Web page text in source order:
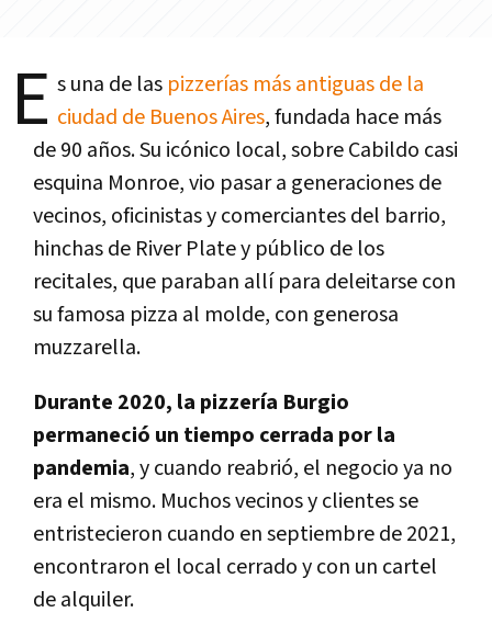
E s una de las pizzerías más antiguas de la
ciudad de Buenos Aires, fundada hace más
de 90 años. Su icónico local, sobre Cabildo casi
esquina Monroe, vio pasar a generaciones de
vecinos, oficinistas y comerciantes del barrio,
hinchas de River Plate y público de los
recitales, que paraban allí para deleitarse con
su famosa pizza al molde, con generosa
muzzarella.
Durante 2020, la pizzería Burgio
permaneció un tiempo cerrada por la
pandemia, y cuando reabrió, el negocio ya no
era el mismo. Muchos vecinos y clientes se
entristecieron cuando en septiembre de 2021,
encontraron el local cerrado y con un cartel
de alquiler.